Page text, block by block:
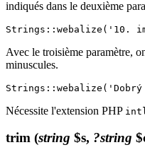
indiqués dans le deuxième
Avec le troisième paramètre,
minuscules.
Nécessite l'extension PHP intl
trim (string $s, ?string